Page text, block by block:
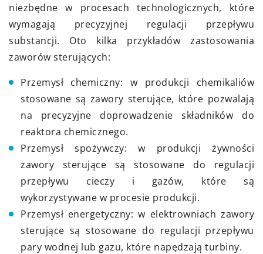
niezbędne w procesach technologicznych, które
wymagają precyzyjnej regulacji przepływu
substancji. Oto kilka przykładów zastosowania
zaworów sterujących:
Przemysł chemiczny: w produkcji chemikaliów
stosowane są zawory sterujące, które pozwalają
na precyzyjne doprowadzenie składników do
reaktora chemicznego.
Przemysł spożywczy: w produkcji żywności
zawory sterujące są stosowane do regulacji
przepływu cieczy i gazów, które są
wykorzystywane w procesie produkcji.
Przemysł energetyczny: w elektrowniach zawory
sterujące są stosowane do regulacji przepływu
pary wodnej lub gazu, które napędzają turbiny.